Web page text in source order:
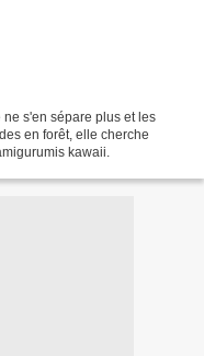
ne s'en sépare plus et les
en forêt, elle cherche
kawaii.